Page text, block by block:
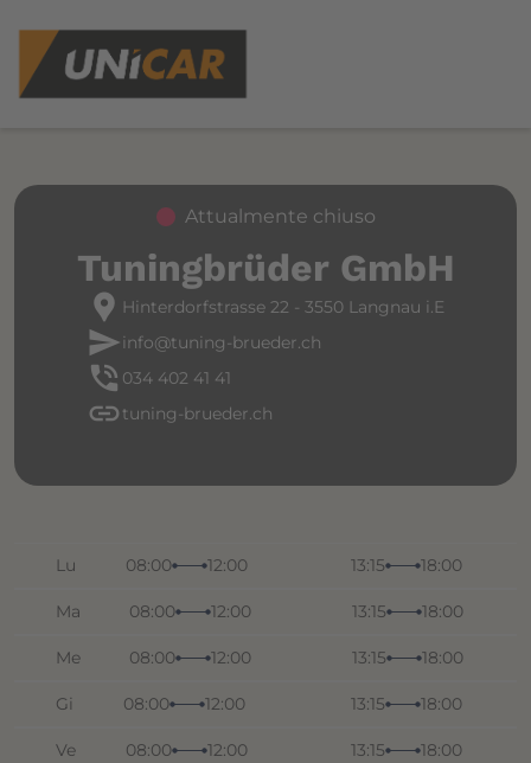
Attualmente chiuso
Tuningbrüder GmbH
location_pin Hinterdorfstrasse 22 - 3550 Langnau i.E
sendinfo@tuning-brueder.ch
phone_in_talk 034 402 41 41
link tuning-brueder.ch
Lu 08:00 12:00 13:15 18:00
Ma 08:00 12:00 13:15 18:00
Me 08:00 12:00 13:15 18:00
Gi 08:00 12:00 13:15 18:00
Ve 08:00 12:00 13:15 18:00